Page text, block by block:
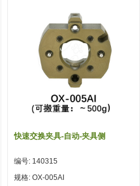
快速交换夹具-自动-夹具侧
编号: 140315
规格: OX-005AI